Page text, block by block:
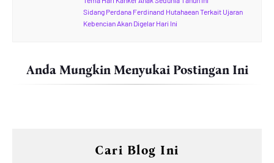
Sidang Perdana Ferdinand Hutahaean Terkait Ujaran
Kebencian Akan Digelar Hari Ini
Anda Mungkin Menyukai Postingan Ini
Cari Blog Ini